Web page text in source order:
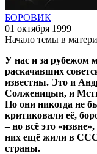
БОРОВИК
01 октября 1999
Начало темы в
У нас и за рубежом
раскачавших
известны. Это и
Солженицын, и
Но они никогда не
критиковали её,
– но всё это
них ещё жили в
страны.